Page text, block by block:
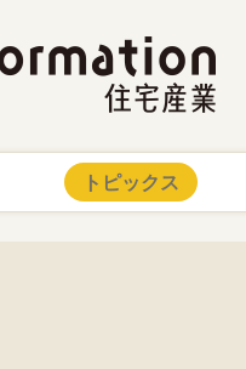
トピックス